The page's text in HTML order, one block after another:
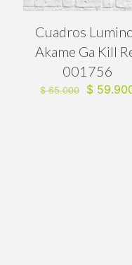
Cuadros
Akame Ga Kill
001756
$65.000
El
$